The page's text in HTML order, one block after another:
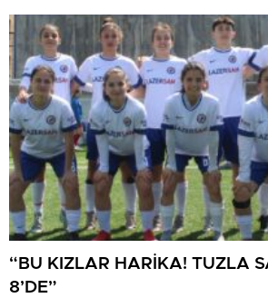
“BU KIZLAR HARİKA! TUZLA
8’DE”